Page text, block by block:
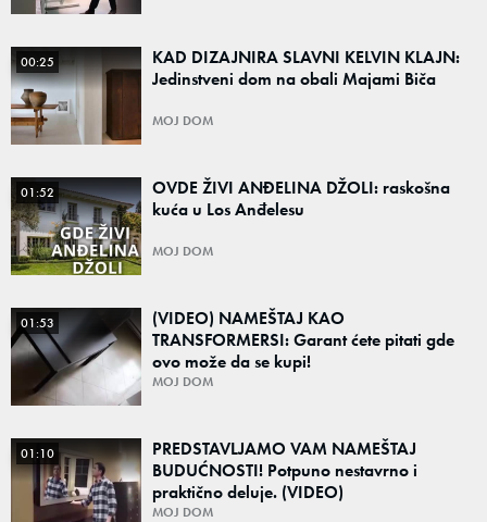
00:25
KAD DIZAJNIRA SLAVNI KELVIN KLAJN:
Jedinstveni dom na obali Majami Biča
MOJ DOM
01:52
OVDE ŽIVI ANĐELINA DŽOLI: raskošna
kuća u Los Anđelesu
MOJ DOM
01:53
(VIDEO) NAMEŠTAJ KAO
TRANSFORMERSI: Garant ćete pitati gde
ovo može da se kupi!
MOJ DOM
01:10
PREDSTAVLJAMO VAM NAMEŠTAJ
BUDUĆNOSTI! Potpuno nestavrno i
praktično deluje. (VIDEO)
MOJ DOM